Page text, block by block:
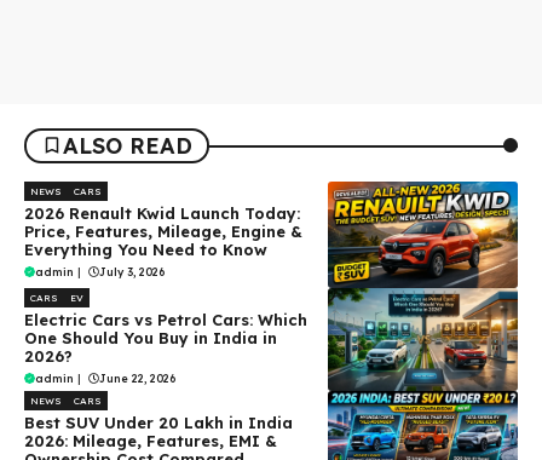
ALSO READ
NEWS CARS
2026 Renault Kwid Launch Today:
Price, Features, Mileage, Engine &
Everything You Need to Know
admin | July 3, 2026
CARS EV
Electric Cars vs Petrol Cars: Which
One Should You Buy in India in
2026?
admin | June 22, 2026
NEWS CARS
Best SUV Under ₹20 Lakh in India
2026: Mileage, Features, EMI &